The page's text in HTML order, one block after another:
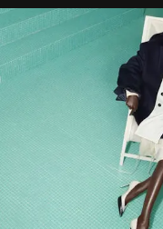
un’impronta